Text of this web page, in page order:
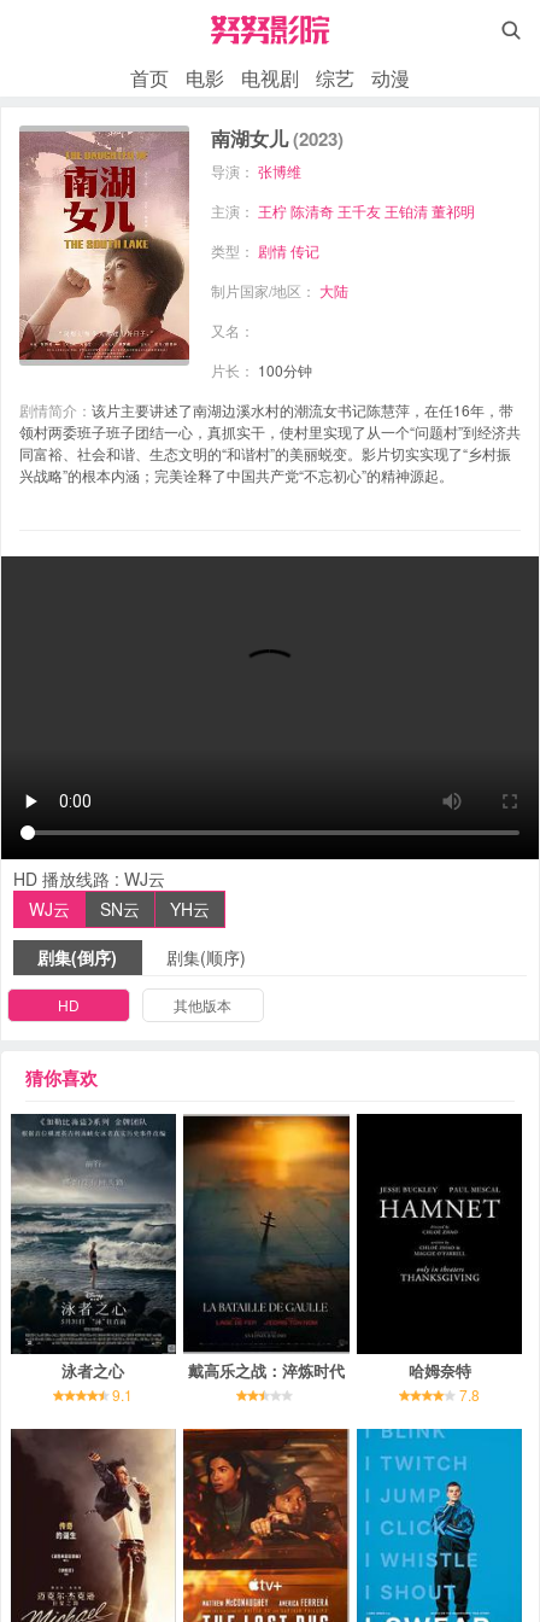

首页 电影 电视剧 综艺 动漫
南湖女儿(2023)
导演：张博维
主演： 王柠 陈清奇 王千友 王铂清 董祁明
类型： 剧情 传记
制片国家/地区： 大陆
又名：
片长： 100分钟
剧情简介： 该片主要讲述了南湖边溪水村的潮流女书记陈慧萍，在任16年，带
领村两委班子班子团结一心，真抓实干，使村里实现了从一个“问题村”到经济共
同富裕、社会和谐、生态文明的“和谐村”的美丽蜕变。影片切实实现了“乡村振
兴战略”的根本内涵；完美诠释了中国共产党“不忘初心”的精神源起。
HD 播放线路 : WJ云
WJ云
SN云
YH云
剧集(倒序)
剧集(顺序)
HD 其他版本
猜你喜欢
泳者之心
9.1
戴高乐之战：淬炼时代 哈姆奈特
7.8